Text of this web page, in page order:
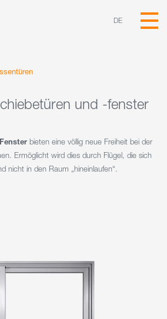
DE
und -fenster
bieten eine völlig neue Freiheit bei der
Ermöglicht wird dies durch Flügel, die sich
nicht in den Raum „hineinlaufen“.